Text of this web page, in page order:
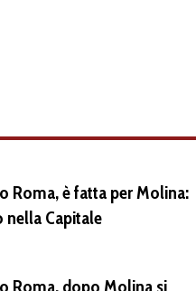
Roma, è fatta per Molina:
nella Capitale